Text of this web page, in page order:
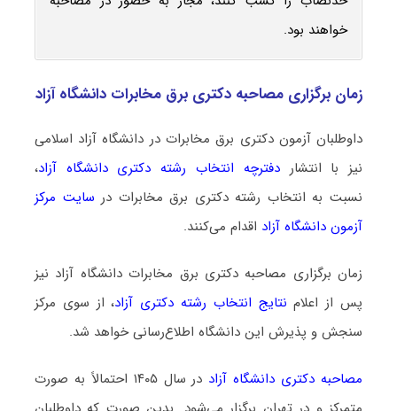
خواهند بود.
زمان برگزاری مصاحبه دکتری برق مخابرات دانشگاه آزاد
داوطلبان آزمون دکتری برق مخابرات در دانشگاه آزاد اسلامی
نیز با انتشاردفترچه انتخاب رشته دکتری دانشگاه آزاد،
نسبت به انتخاب رشته دکتری برق مخابرات در سایت مرکز
آزمون دانشگاه آزاد اقدام می‌کنند.
زمان برگزاری مصاحبه دکتری برق مخابرات دانشگاه آزاد نیز
پس از اعلام نتایج انتخاب رشته دکتری آزاد، از سوی مرکز
سنجش و پذیرش این دانشگاه اطلاع‌رسانی خواهد شد.
مصاحبه دکتری دانشگاه آزاد
در سال ۱۴۰۵ احتمالاً به صورت